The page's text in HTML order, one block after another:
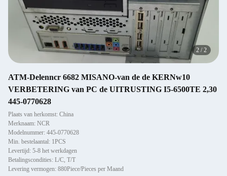
2 /2
ATM-Delenncr 6682 MISANO-van de de KERNw10
VERBETERING van PC de UITRUSTING I5-6500TE 2,30
445-0770628
Plaats van herkomst: China
Merknaam: NCR
Modelnummer: 445-0770628
Min. bestelaantal: 1PCS
Levertijd: 5-8 het werkdagen
Betalingscondities: L/C, T/T
Levering vermogen: 880Piece/Pieces per Maand